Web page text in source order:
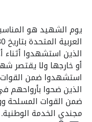
يوم الشهيد هو
الذين استشهدوا أثناء
أو خارجها ولا يقتصر
استشهدوا ضمن
الذين ضحوا بأرواحهم
ضمن القوات المسلحة
مجندي الخدمة الوطنية.